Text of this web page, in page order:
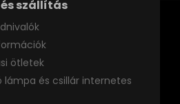
és szállítás
ötletek
lámpa és csillár internetes